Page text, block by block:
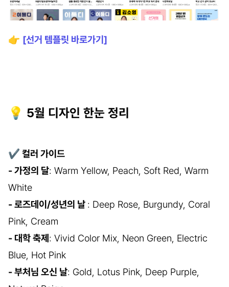
👉 [선거 템플릿 바로가기]
💡 5월 디자인 한눈 정리
✔ 컬러 가이드
- 가정의 달: Warm Yellow, Peach, Soft Red, Warm
White
- 로즈데이/성년의 날 : Deep Rose, Burgundy, Coral
Pink, Cream
- 대학 축제: Vivid Color Mix, Neon Green, Electric
Blue, Hot Pink
- 부처님 오신 날: Gold, Lotus Pink, Deep Purple,